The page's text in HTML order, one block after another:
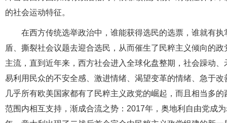
的社会运动特征。
在西方传统选举政治中，谁能获得选民的选票，谁就有
盾、撕裂社会议题去迎合选民，从而催生了民粹主义倾向的
主流，直到近年来，西方社会进入全球化盘整期，社会躁动
易利用民众的不安全感、激进情绪、渴望变革的情绪、急于
几乎所有欧美国家都有了民粹主义政党的崛起，而且相当多
范围内相互支持，渐成合流之势：2017年，奥地利自由党成